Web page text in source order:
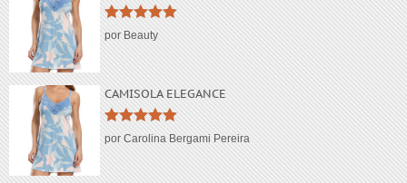
Avaliação5
de 5
por Beauty
CAMISOLA ELEGANCE
Avaliação5
de 5
por Carolina Bergami Pereira